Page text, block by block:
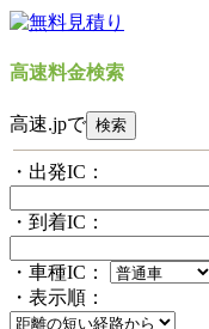
高速料金検索
高速.jpで
・出発IC：
・到着IC：
・車種IC：
・表示順：